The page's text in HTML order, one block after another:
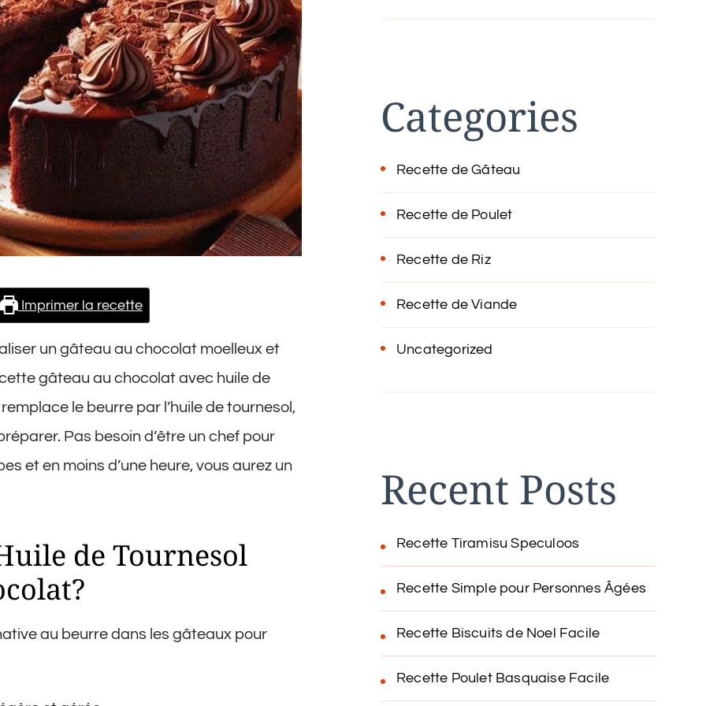
Imprimer la recette
un gâteau au chocolat moelleux et
gâteau au chocolat avec huile de
le beurre par l’huile de tournesol,
Pas besoin d’être un chef pour
et en moins d’une heure, vous aurez un
de Tournesol
au beurre dans les gâteaux pour
Categories
Recette de Gâteau
Recette de Poulet
Recette de Riz
Recette de Viande
Uncategorized
Recent Posts
Recette Tiramisu Speculoos
Recette Simple pour Personnes Âgées
Recette Biscuits de Noel Facile
Recette Poulet Basquaise Facile